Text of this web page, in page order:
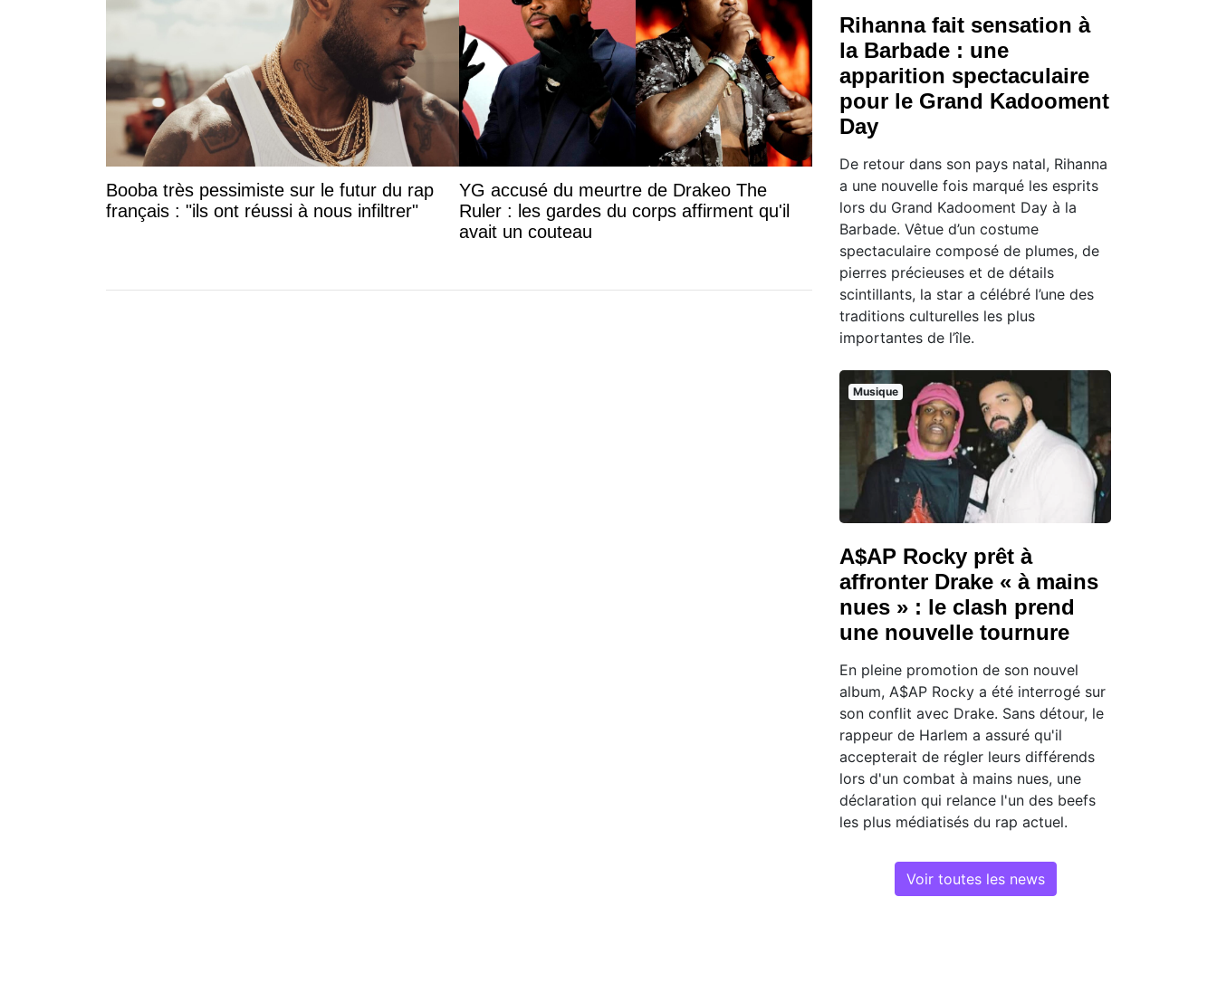
Booba très pessimiste sur le futur du rap
français : "ils ont réussi à nous infiltrer"
YG accusé du meurtre de Drakeo The
Ruler : les gardes du corps affirment qu'il
avait un couteau
Rihanna fait sensation à
la Barbade : une
apparition spectaculaire
pour le Grand Kadooment
Day
De retour dans son pays natal, Rihanna
a une nouvelle fois marqué les esprits
lors du Grand Kadooment Day à la
Barbade. Vêtue d’un costume
spectaculaire composé de plumes, de
pierres précieuses et de détails
scintillants, la star a célébré l’une des
traditions culturelles les plus
importantes de l’île.
Musique
A$AP Rocky prêt à
affronter Drake « à mains
nues » : le clash prend
une nouvelle tournure
En pleine promotion de son nouvel
album, A$AP Rocky a été interrogé sur
son conflit avec Drake. Sans détour, le
rappeur de Harlem a assuré qu'il
accepterait de régler leurs différends
lors d'un combat à mains nues, une
déclaration qui relance l'un des beefs
les plus médiatisés du rap actuel.
Voir toutes les news